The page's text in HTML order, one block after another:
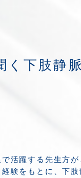
く下肢静
活躍する先生方
験をもとに、下肢